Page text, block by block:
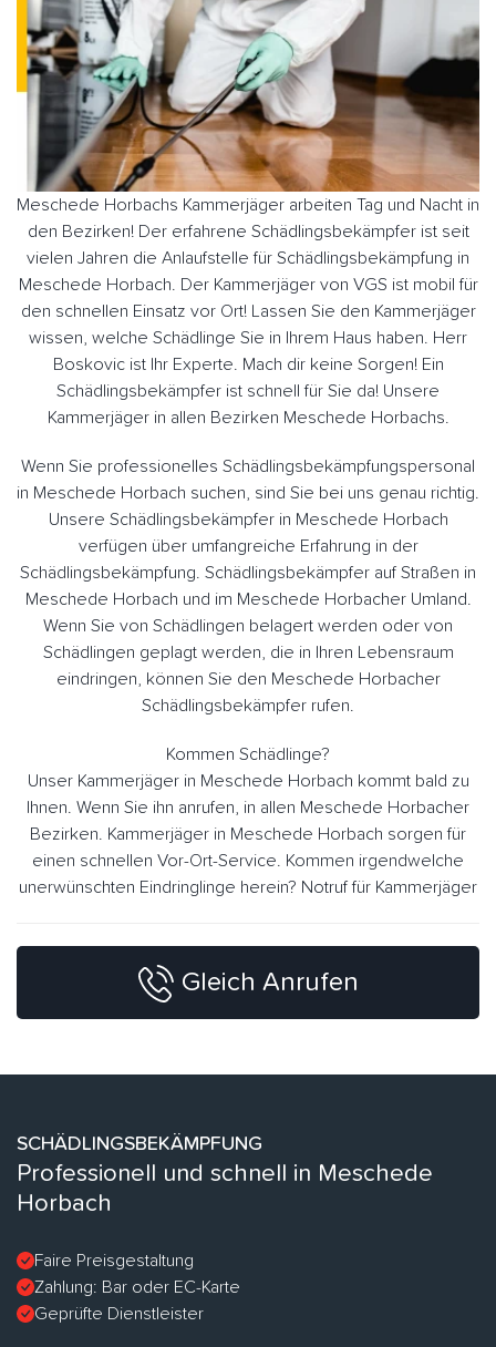
Meschede Horbachs Kammerjäger arbeiten Tag und Nacht in
den Bezirken! Der erfahrene Schädlingsbekämpfer ist seit
vielen Jahren die Anlaufstelle für Schädlingsbekämpfung in
Meschede Horbach. Der Kammerjäger von VGS ist mobil für
den schnellen Einsatz vor Ort! Lassen Sie den Kammerjäger
wissen, welche Schädlinge Sie in Ihrem Haus haben. Herr
Boskovic ist Ihr Experte. Mach dir keine Sorgen! Ein
Schädlingsbekämpfer ist schnell für Sie da! Unsere
Kammerjäger in allen Bezirken Meschede Horbachs.
Wenn Sie professionelles Schädlingsbekämpfungspersonal
in Meschede Horbach suchen, sind Sie bei uns genau richtig.
Unsere Schädlingsbekämpfer in Meschede Horbach
verfügen über umfangreiche Erfahrung in der
Schädlingsbekämpfung. Schädlingsbekämpfer auf Straßen in
Meschede Horbach und im Meschede Horbacher Umland.
Wenn Sie von Schädlingen belagert werden oder von
Schädlingen geplagt werden, die in Ihren Lebensraum
eindringen, können Sie den Meschede Horbacher
Schädlingsbekämpfer rufen.
Kommen Schädlinge?
Unser Kammerjäger in Meschede Horbach kommt bald zu
Ihnen. Wenn Sie ihn anrufen, in allen Meschede Horbacher
Bezirken. Kammerjäger in Meschede Horbach sorgen für
einen schnellen Vor-Ort-Service. Kommen irgendwelche
unerwünschten Eindringlinge herein? Notruf für Kammerjäger
Gleich Anrufen
SCHÄDLINGSBEKÄMPFUNG
Professionell und schnell in Meschede
Horbach
Faire Preisgestaltung
Zahlung: Bar oder EC-Karte
Geprüfte Dienstleister